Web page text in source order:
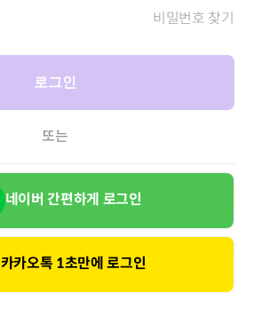
비밀번호 찾기
로그인
또는
네이버 간편하게 로그인
카카오톡 1초만에 로그인